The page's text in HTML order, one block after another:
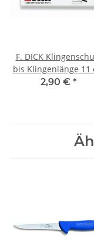
F. DICK
bis Klingenlänge 11
2,90 € *